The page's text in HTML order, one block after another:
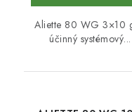
Aliette 80 WG 3×10
účinný systémový...